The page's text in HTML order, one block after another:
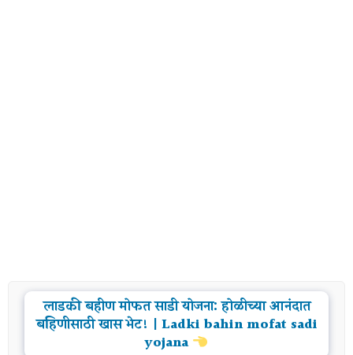
लाडकी बहीण मोफत साडी योजना: होळीच्या आनंदात
बहिणीसाठी खास भेट! | Ladki bahin mofat sadi
yojana